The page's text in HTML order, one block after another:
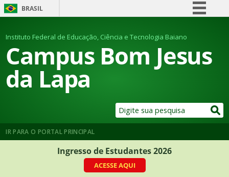
BRASIL
Comunica BR
Participe
Instituto Federal de Educação, Ciência e Tecnologia Baiano
Campus Bom Jesus
da Lapa
IR PARA O PORTAL PRINCIPAL
Ingresso de Estudantes 2026
ACESSE AQUI